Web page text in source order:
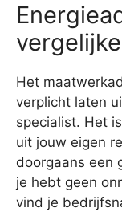
Het
verplicht laten
specialist. Het
uit jouw eigen
doorgaans een
je hebt geen
vind je